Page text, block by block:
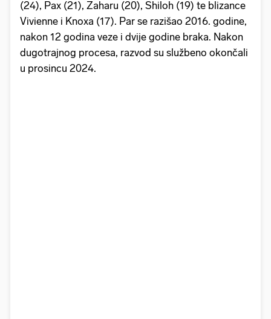
(24), Pax (21), Zaharu (20), Shiloh (19) te blizance
Vivienne i Knoxa (17). Par se razišao 2016. godine,
nakon 12 godina veze i dvije godine braka. Nakon
dugotrajnog procesa, razvod su službeno okončali
u prosincu 2024.